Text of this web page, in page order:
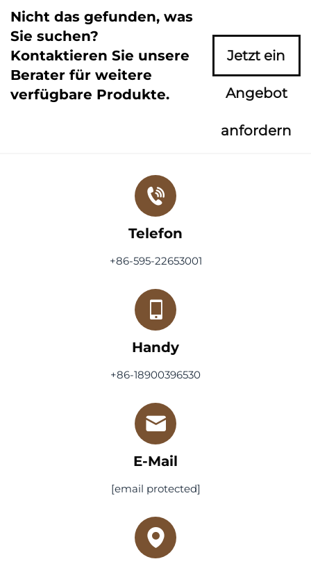
Nicht das gefunden, was
Sie suchen?
Kontaktieren Sie unsere
Berater für weitere
verfügbare Produkte.
Jetzt ein
Angebot
anfordern
Telefon
+86-595-22653001
Handy
+86-18900396530
E-Mail
[email protected]